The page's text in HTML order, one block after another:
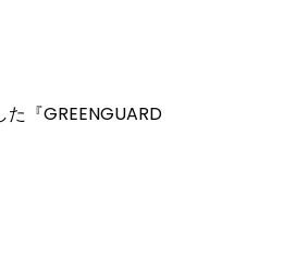
『GREENGUARD